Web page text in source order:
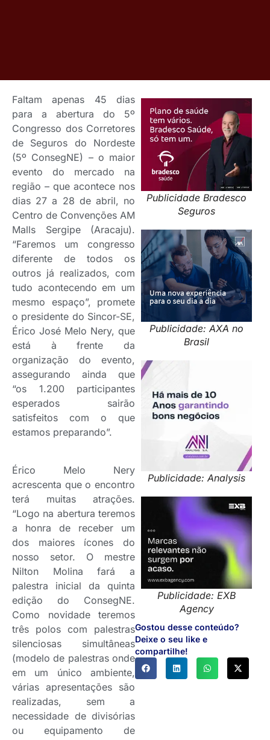
Publicidade Bradesco
Seguros
Publicidade: AXA no
Brasil
Publicidade: Analysis
Publicidade: EXB
Agency
Gostou desse conteúdo?
Deixe o seu like e
compartilhe!
Faltam apenas 45 dias
para a abertura do 5º
Congresso dos Corretores
de Seguros do Nordeste
(5º ConsegNE) – o maior
evento do mercado na
região – que acontece nos
dias 27 a 28 de abril, no
Centro de Convenções AM
Malls Sergipe (Aracaju).
“Faremos um congresso
diferente de todos os
outros já realizados, com
tudo acontecendo em um
mesmo espaço”, promete
o presidente do Sincor-SE,
Érico José Melo Nery, que
está à frente da
organização do evento,
assegurando ainda que
“os 1.200 participantes
esperados sairão
satisfeitos com o que
estamos preparando”.
Érico Melo Nery
acrescenta que o encontro
terá muitas atrações.
“Logo na abertura teremos
a honra de receber um
dos maiores ícones do
nosso setor. O mestre
Nilton Molina fará a
palestra inicial da quinta
edição do ConsegNE.
Como novidade teremos
três polos com palestras
silenciosas simultâneas
(modelo de palestras onde
em um único ambiente,
várias apresentações são
realizadas, sem a
necessidade de divisórias
ou equipamento de